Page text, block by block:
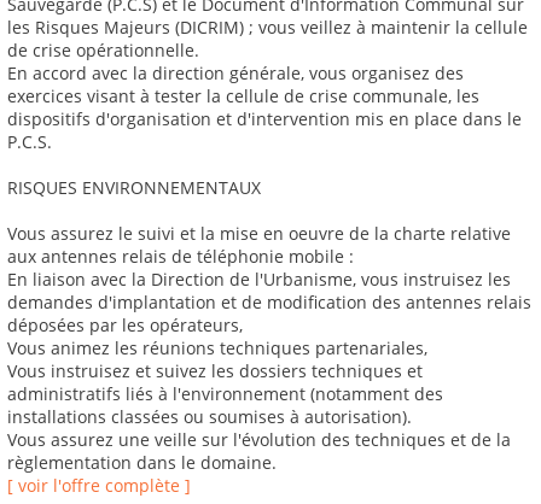
Sauvegarde (P.C.S) et le Document d'Information Communal sur
les Risques Majeurs (DICRIM) ; vous veillez à maintenir la cellule
de crise opérationnelle.
En accord avec la direction générale, vous organisez des
exercices visant à tester la cellule de crise communale, les
dispositifs d'organisation et d'intervention mis en place dans le
P.C.S.
RISQUES ENVIRONNEMENTAUX
Vous assurez le suivi et la mise en oeuvre de la charte relative
aux antennes relais de téléphonie mobile :
En liaison avec la Direction de l'Urbanisme, vous instruisez les
demandes d'implantation et de modification des antennes relais
déposées par les opérateurs,
Vous animez les réunions techniques partenariales,
Vous instruisez et suivez les dossiers techniques et
administratifs liés à l'environnement (notamment des
installations classées ou soumises à autorisation).
Vous assurez une veille sur l'évolution des techniques et de la
règlementation dans le domaine.
[ voir l'offre complète ]